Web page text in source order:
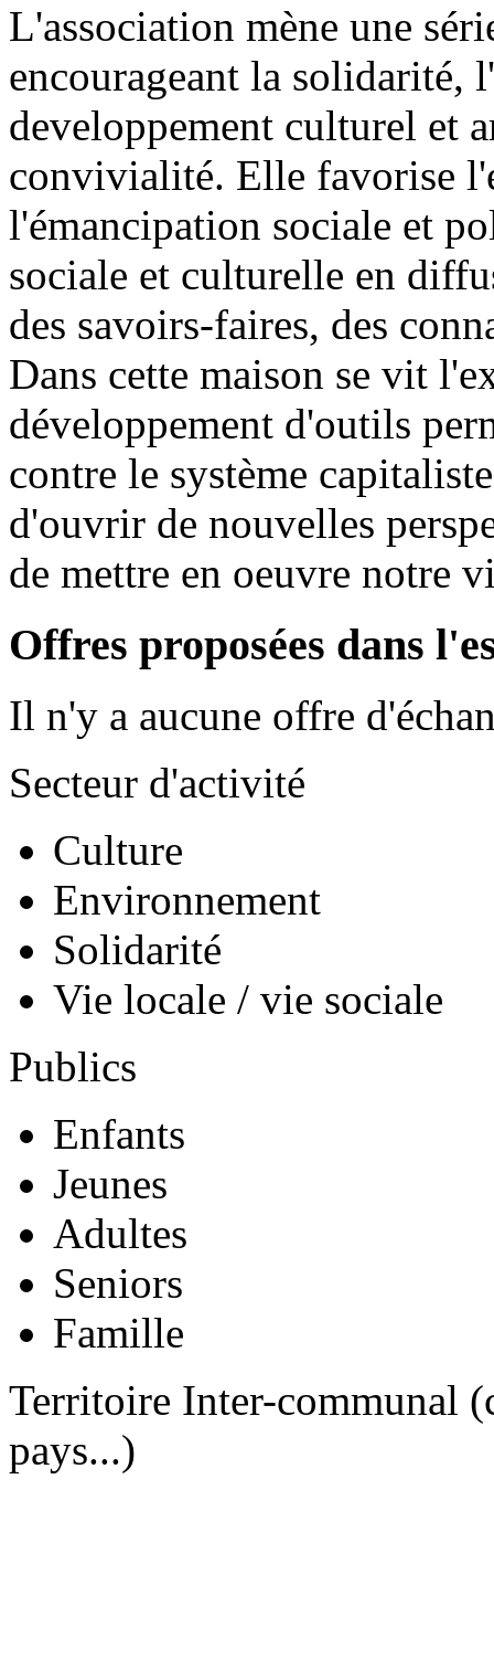
L'association mène une
encourageant la solidarité,
developpement culturel et
convivialité. Elle favorise
l'émancipation sociale et
sociale et culturelle en
des savoirs-faires, des
Dans cette maison se vit
développement d'outils
contre le système
d'ouvrir de nouvelles
de mettre en oeuvre notre
Offres proposées dans
Il n'y a aucune offre
Secteur d'activité
Culture
Environnement
Solidarité
Vie locale / vie sociale
Publics
Enfants
Jeunes
Adultes
Seniors
Famille
Territoire Inter-communal
pays...)